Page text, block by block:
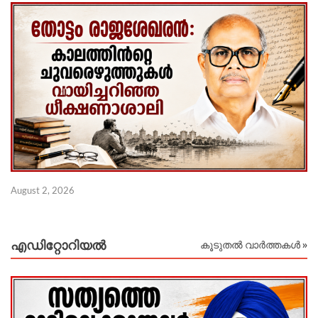
August 2, 2026
എഡിറ്റോറിയല്‍ കൂടുതൽ വാർത്തകൾ »